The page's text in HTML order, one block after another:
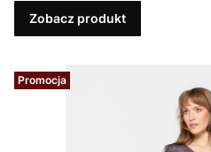
Zobacz produkt
Promocja